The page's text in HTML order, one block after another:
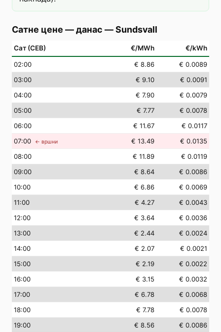
Сатне цене — данас —Sundsvall
Сат (СЕВ) €/MWh €/kWh
02:00 € 8.86
€ 0.0089
03:00 € 9.10
€ 0.0091
04:00 € 7.90
€ 0.0079
05:00 € 7.77
€ 0.0078
06:00 € 11.67
€ 0.0117
07:00 ← вршни € 13.49
€ 0.0135
08:00 € 11.89
€ 0.0119
09:00 € 8.64
€ 0.0086
10:00 € 6.86
€ 0.0069
11:00 € 4.27
€ 0.0043
12:00 € 3.64
€ 0.0036
13:00 € 2.44
€ 0.0024
14:00 € 2.07
€ 0.0021
15:00 € 2.19
€ 0.0022
16:00 € 3.15
€ 0.0032
17:00 € 6.78
€ 0.0068
18:00 € 7.78
€ 0.0078
19:00 € 8.56
€ 0.0086